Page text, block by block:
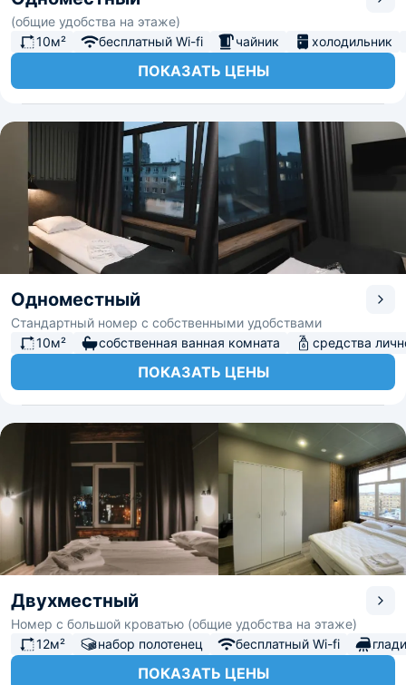
(общие удобства на этаже)
10м²
бесплатный Wi-fi чайник холодильник
ПОКАЗАТЬ ЦЕНЫ
Одноместный
Стандартный номер с собственными удобствами
10м²
собственная ванная комната средства
ПОКАЗАТЬ ЦЕНЫ
Двухместный
Номер с большой кроватью (общие удобства на этаже)
12м²
набор полотенец бесплатный Wi-fi
ПОКАЗАТЬ ЦЕНЫ